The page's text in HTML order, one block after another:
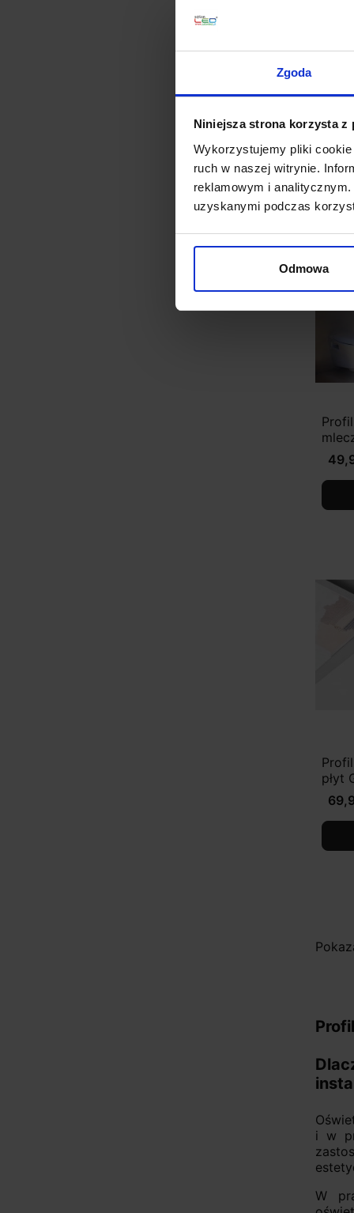
Zgoda
Niniejsza strona korzysta z
Wykorzystujemy pliki
ruch w naszej witrynie.
reklamowym i
uzyskanymi podczas
Odmowa
płyt
i w
W